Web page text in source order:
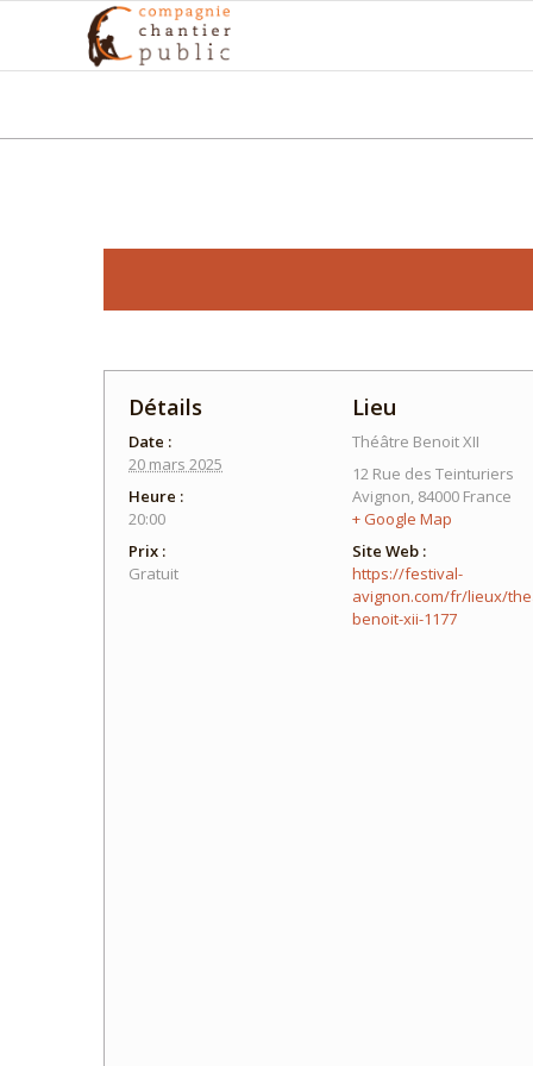
Détails
Date :
20 mars 2025
Heure :
20:00
Prix :
Gratuit
Lieu
Théâtre Benoit XII
12 Rue des Teinturiers
Avignon, 84000 France
+ Google Map
Site Web :
https://festival-
avignon.com/fr/lieux/
benoit-xii-1177